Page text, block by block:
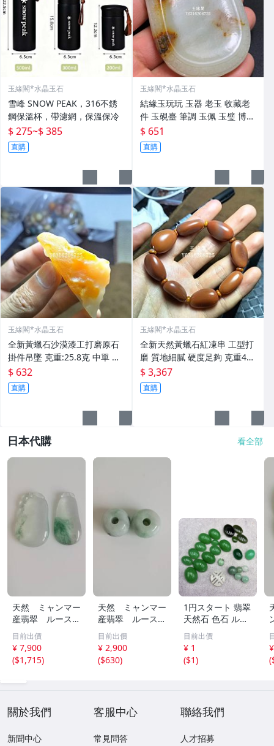
玉緣閣*水晶玉石
雪峰 SNOW PEAK，316不銹
鋼保溫杯，帶濾網，保溫保冷
$ 275~$ 385
直購
玉緣閣*水晶玉石
結緣玉玩玩 玉器 老玉 收藏老
件 玉硯臺 筆調 玉佩 玉璧 博擺
寶貝實 做工精細 精工細作 線
條流暢 有螭龍 瑞獸 邊刻如意
紋 玉質溫潤起光
$ 651
直購
玉緣閣*水晶玉石
全新黃蠟石沙漠漆工打磨原石
掛件吊墜 克重:25.8克 中單 照
片然光
$ 632
直購
玉緣閣*水晶玉石
全新天然黃蠟石紅凍串 工型打
磨 質地細膩 硬度足夠 克重44.
2克 照片然光 非
$ 3,367
直購
日本代購 看全部
天然 ミャンマー
産翡翠 ルース
瓜 氷のように透
き通る 17ｘ8.5
ｘ2.4ｍｍ 3.5ct
と 17.6ｘ11
目前出價
¥ 7,900
($1,715)
天然 ミャンマー
産翡翠 ルース
18ｘ12.8ｍ
ｍ 40.5ct と
18.4ｘ13.3ｍｍ
43ct 注意事項
目前出價
¥ 2,900
($630)
1円スタート 翡翠
天然石 色石 ルー
ス まとめ 大量 ジ
ュエリー 宝石 総
重量約49.0g ヒス
イ HE0806ろ
目前出價
¥ 1
($1)
(
關於我們
新聞中心
客服中心
常見問答
聯絡我們
人才招募